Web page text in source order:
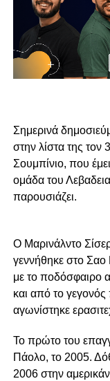
Σημερινά
στην λίστα της τον
Σουμπίνιο, που
ομάδα του
παρουσιάζει.
Ο Μαρινάλντο
γεννήθηκε στο Σαο
με το ποδόσφαιρο
και από το
αγωνίστηκε
Το πρώτο του
Πάολο, το 2005.
2006 στην